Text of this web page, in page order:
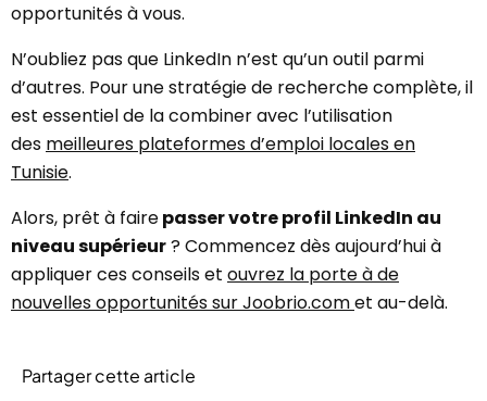
opportunités à vous.
N’oubliez pas que LinkedIn n’est qu’un outil parmi
d’autres. Pour une stratégie de recherche complète, il
est essentiel de la combiner avec l’utilisation
des meilleures plateformes d’emploi locales en
Tunisie.
Alors, prêt à fairepasser votre profil LinkedIn au
niveau supérieur? Commencez dès aujourd’hui à
appliquer ces conseils et ouvrez la porte à de
nouvelles opportunités sur Joobrio.comet au-delà.
Partager cette article